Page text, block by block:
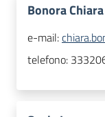
Bonora Chiara
e-mail:
telefono: